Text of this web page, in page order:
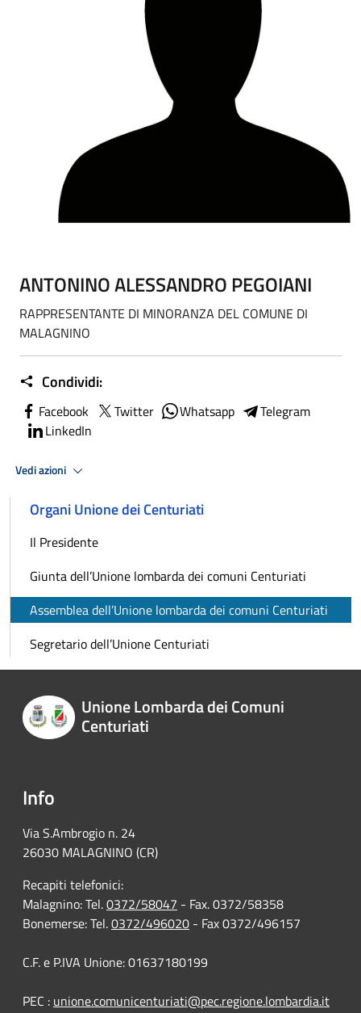
ANTONINO ALESSANDRO PEGOIANI
RAPPRESENTANTE DI MINORANZA DEL COMUNE DI
MALAGNINO
Condividi:
Facebook Twitter Whatsapp
Telegram
LinkedIn
Vedi azioni
Organi Unione dei Centuriati
Il Presidente
Giunta dell’Unione lombarda dei comuni Centuriati
Assemblea dell’Unione lombarda dei comuni Centuriati
Segretario dell’Unione Centuriati
Unione Lombarda dei Comuni
Centuriati
Info
Via S.Ambrogio n. 24
26030 MALAGNINO (CR)
Recapiti telefonici:
Malagnino: Tel.0372/58047 - Fax. 0372/58358
Bonemerse: Tel.0372/496020 - Fax 0372/496157
C.F. e P.IVA Unione: 01637180199
PEC : unione.comunicenturiati@pec.regione.lombardia.it